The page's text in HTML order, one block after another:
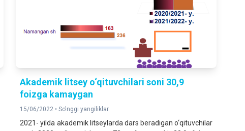
Akademik litsey o‘qituvchilari soni 30,9
foizga kamaygan
15/06/2022 •So'nggi yangiliklar
2021- yilda akademik litseylarda dars beradigan o‘qituvchilar